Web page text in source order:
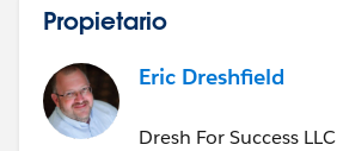
Propietario
Eric Dreshfield
Dresh For Success LLC